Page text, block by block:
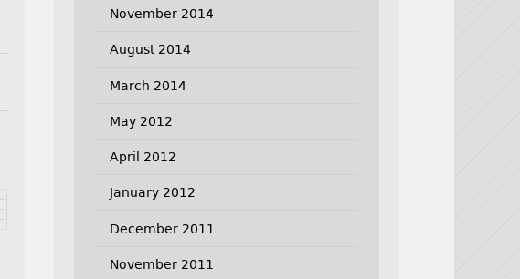
November 2014
August 2014
March 2014
May 2012
April 2012
January 2012
December 2011
November 2011